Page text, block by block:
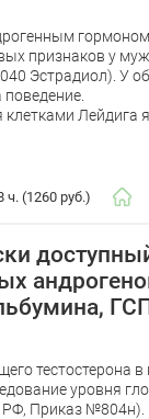
признаков у
Эстрадиол). У
поведение.
Лейдига
ч. (1260 руб.)
тестостерона
уровня
Приказ №804н).